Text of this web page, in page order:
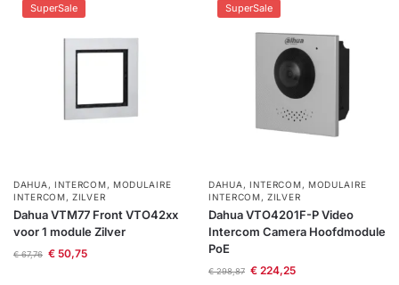
SuperSale
DAHUA , INTERCOM, MODULAIRE
INTERCOM,ZILVER
Dahua VTM77 Front VTO42xx
voor 1 module Zilver
€67,76 €50,75
SuperSale
DAHUA , INTERCOM, MODULAIRE
INTERCOM,ZILVER
Dahua VTO4201F-P Video
Intercom Camera Hoofdmodule
PoE
€298,87 €224,25